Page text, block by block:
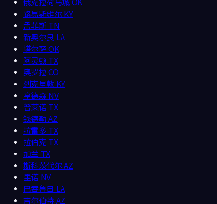
路易斯维尔 KY
孟菲斯 TN
新奥尔良 LA
塔尔萨OK
阿灵顿 TX
奥罗拉CO
列克星敦 KY
亨德森 NV
普莱诺 TX
钱德勒 AZ
拉雷多 TX
拉伯克 TX
加兰 TX
斯科茨代尔AZ
里诺 NV
巴吞鲁日 LA
吉尔伯特 AZ